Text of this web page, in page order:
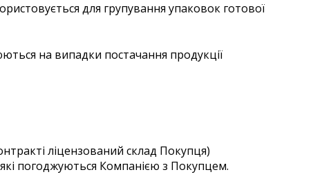
для групування упаковок готової
на випадки постачання продукції
ліцензований склад Покупця)
погоджуються Компанією з Покупцем.